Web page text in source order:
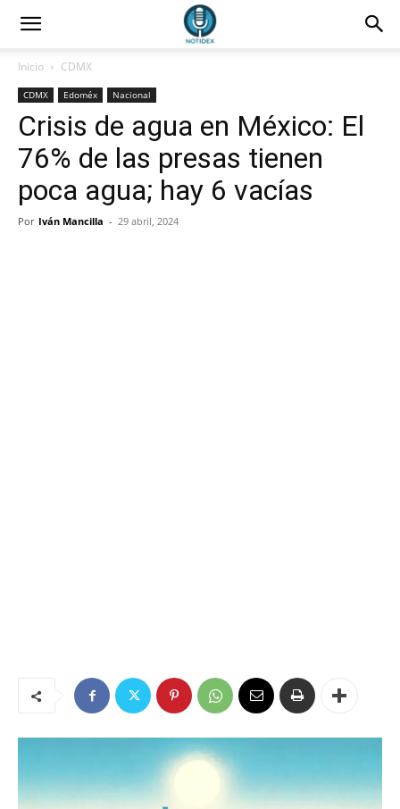
Inicio CDMX
CDMX Edoméx Nacional
Crisis de agua en México: El
76% de las presas tienen
poca agua; hay 6 vacías
Por Iván Mancilla - 29 abril, 2024